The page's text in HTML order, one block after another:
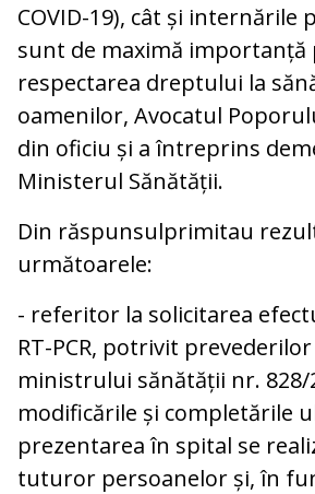
COVID-19), cât și internările
sunt de maximă importanță
respectarea dreptului la
oamenilor, Avocatul
din oficiu și a întreprins
Ministerul Sănătății.
Din răspunsulprimitau
următoarele:
- referitor la solicitarea
RT-PCR, potrivit
ministrului sănătății nr. 828/
modificările și completările
prezentarea în spital se
tuturor persoanelor și, în